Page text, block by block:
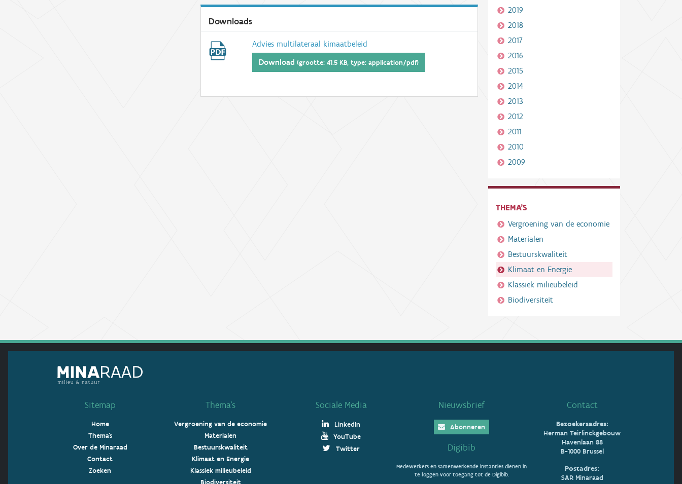
Downloads
Advies multilateraal kimaatbeleid
Download(grootte: 41.5 KB, type: application/pdf)
2019
2018
2017
2016
2015
2014
2013
2012
2011
2010
2009
THEMA'S
Vergroening van de economie
Materialen
Bestuurskwaliteit
Klimaat en Energie
Klassiek milieubeleid
Biodiversiteit
Sitemap
Home
Thema's
Over de Minaraad
Contact
Zoeken
Thema’s
Vergroening van de economie
Materialen
Bestuurskwaliteit
Klimaat en Energie
Klassiek milieubeleid
Sociale Media
LinkedIn
YouTube
Twitter
Nieuwsbrief
Abonneren
Digibib
Medewerkers en samenwerkende instanties dienen in
te loggen voor toegang tot de Digibib.
Contact
Bezoekersadres:
Herman Teirlinckgebouw
Havenlaan 88
B-1000 Brussel
Postadres:
SAR Minaraad